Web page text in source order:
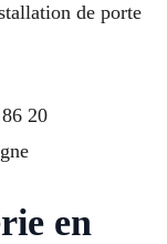
de porte
20
en